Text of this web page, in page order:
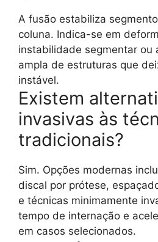
A fusão estabiliza
coluna. Indica-se em
instabilidade segmentar ou
ampla de estruturas que
instável.
Existem
invasivas às
tradicionais?
Sim. Opções modernas
discal por prótese,
e técnicas minimamente
tempo de internação e
em casos selecionados.